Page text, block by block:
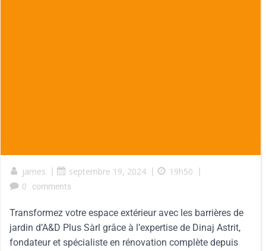
james | septembre 19, 2024 | 19h50 |
0
comments
Transformez votre espace extérieur avec les barrières de
jardin d’A&D Plus Sàrl grâce à l’expertise de Dinaj Astrit,
fondateur et spécialiste en rénovation complète depuis